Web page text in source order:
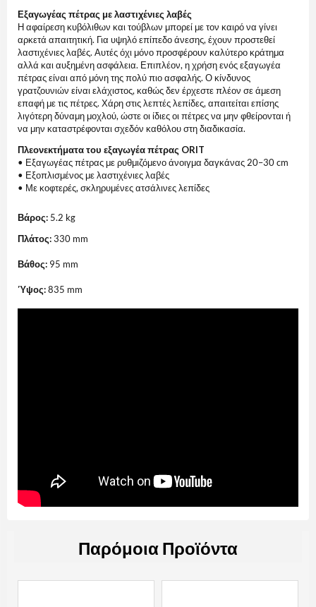
Εξαγωγέας πέτρας με λαστιχένιες λαβές
Η αφαίρεση κυβόλιθων και τούβλων μπορεί με τον καιρό να γίνει
αρκετά απαιτητική. Για υψηλό επίπεδο άνεσης, έχουν προστεθεί
λαστιχένιες λαβές. Αυτές όχι μόνο προσφέρουν καλύτερο κράτημα
αλλά και αυξημένη ασφάλεια. Επιπλέον, η χρήση ενός εξαγωγέα
πέτρας είναι από μόνη της πολύ πιο ασφαλής. Ο κίνδυνος
γρατζουνιών είναι ελάχιστος, καθώς δεν έρχεστε πλέον σε άμεση
επαφή με τις πέτρες. Χάρη στις λεπτές λεπίδες, απαιτείται επίσης
λιγότερη δύναμη μοχλού, ώστε οι ίδιες οι πέτρες να μην φθείρονται ή
να μην καταστρέφονται σχεδόν καθόλου στη διαδικασία.
Πλεονεκτήματα του εξαγωγέα πέτρας ORIT
• Εξαγωγέας πέτρας με ρυθμιζόμενο άνοιγμα δαγκάνας 20–30 cm
• Εξοπλισμένος με λαστιχένιες λαβές
• Με κοφτερές, σκληρυμένες ατσάλινες λεπίδες
Βάρος: 5.2 kg
Πλάτος:330 mm
Βάθος: 95 mm
Ύψος:835 mm
Παρόμοια Προϊόντα